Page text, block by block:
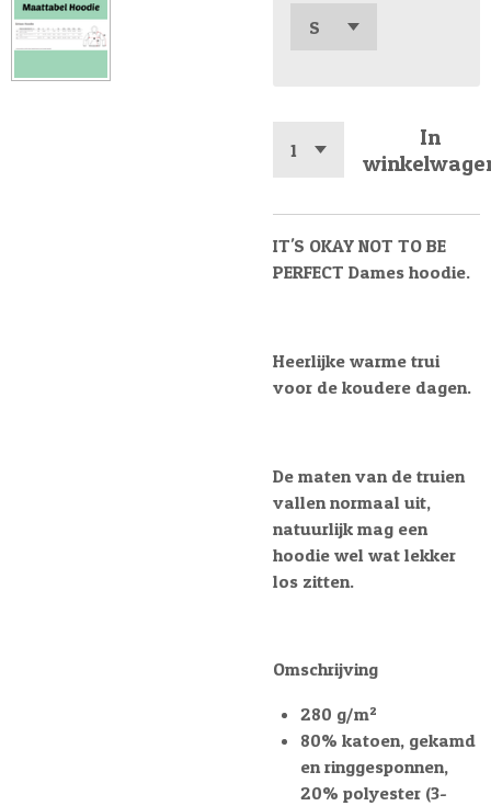
In
IT'S OKAY NOT TO BE
PERFECT Dames hoodie.
Heerlijke warme trui
voor de koudere dagen.
De maten van de truien
vallen normaal uit,
natuurlijk mag een
hoodie wel wat lekker
los zitten.
Omschrijving
280 g/m²
80% katoen, gekamd
en ringgesponnen,
20% polyester (3-